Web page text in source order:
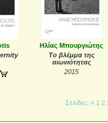
Ηλίας Μπουργιώτης
Το βλέμμα της
αιωνιότητας
2015
Σελίδες: « 1 2